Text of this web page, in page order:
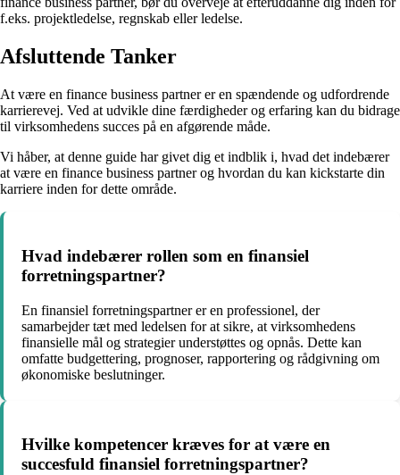
f.eks. projektledelse, regnskab eller ledelse.
Afsluttende Tanker
At være en finance business partner er en spændende og udfordrende
karrierevej. Ved at udvikle dine færdigheder og erfaring kan du bidrage
til virksomhedens succes på en afgørende måde.
Vi håber, at denne guide har givet dig et indblik i, hvad det indebærer
at være en finance business partner og hvordan du kan kickstarte din
karriere inden for dette område.
Hvad indebærer rollen som en finansiel
forretningspartner?
En finansiel forretningspartner er en professionel, der
samarbejder tæt med ledelsen for at sikre, at virksomhedens
finansielle mål og strategier understøttes og opnås. Dette kan
omfatte budgettering, prognoser, rapportering og rådgivning om
økonomiske beslutninger.
Hvilke kompetencer kræves for at være en
succesfuld finansiel forretningspartner?